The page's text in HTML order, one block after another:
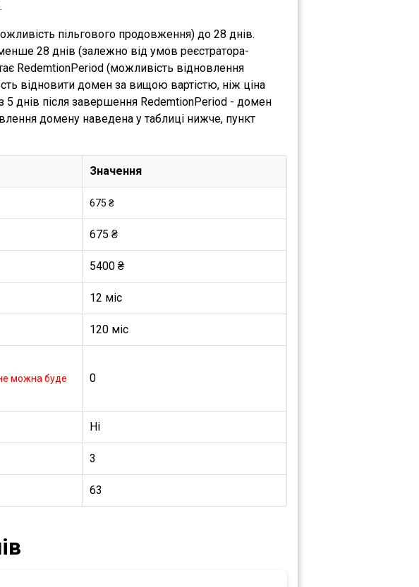
пільгового продовження) до 28 днів.
28 днів (залежно від умов реєстратора-
RedemtionPeriod (можливість відновлення
відновити домен за вищою вартістю, ніж ціна
днів після завершення RedemtionPeriod - домен
домену наведена у таблиці нижче, пункт
Значення
675 ₴
675 ₴
5400 ₴
12 міс
120 міс
можна буде
0
Ні
3
63